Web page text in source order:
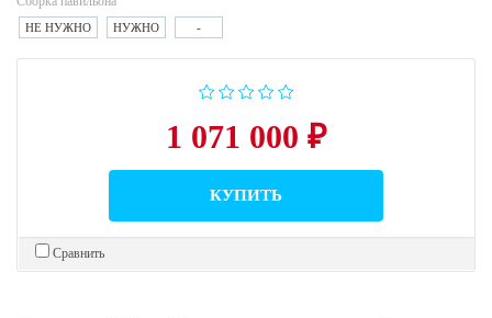
НЕ НУЖНО НУЖНО -
1 071 000 ₽
КУПИТЬ
Сравнить